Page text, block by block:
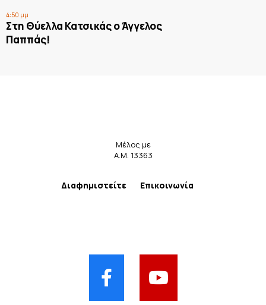
4:50 μμ
Στη Θύελλα Κατσικάς ο Άγγελος
Παππάς!
Μέλος με
Α.Μ. 13363
Διαφημιστείτε Επικοινωνία